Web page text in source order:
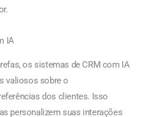
IA
os sistemas de CRM com IA
valiosos sobre o
dos clientes. Isso
personalizem suas interações